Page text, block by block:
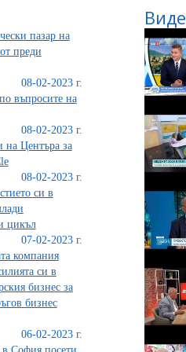
пазар на
преди
08-02-2023 г.
въпросите на
08-02-2023 г.
на Центъра за
08-02-2023 г.
си в
цикъл
07-02-2023 г.
компания
си в
бизнес за
бизнес
06-02-2023 г.